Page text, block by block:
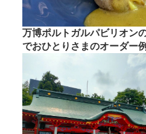
万博ポルトガルパビリオン
でおひとりさまのオーダー